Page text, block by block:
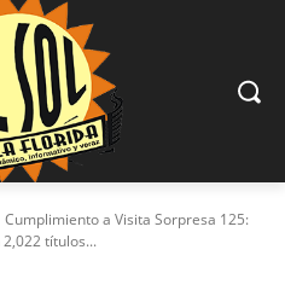
Cumplimiento a Visita Sorpresa 125:
títulos...